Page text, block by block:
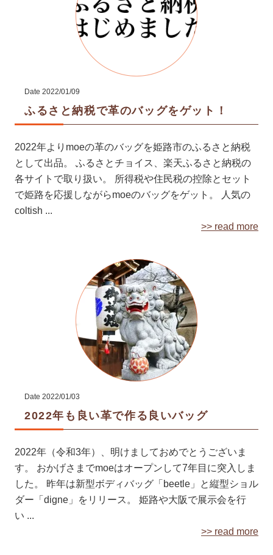
Date 2022/01/09
ふるさと納税で革のバッグをゲット！
2022年よりmoeの革のバッグを姫路市のふるさと納税
として出品。 ふるさとチョイス、楽天ふるさと納税の
各サイトで取り扱い。 所得税や住民税の控除とセット
で姫路を応援しながらmoeのバッグをゲット。 人気の
coltish ...
>> read more
Date 2022/01/03
2022年も良い革で作る良いバッグ
2022年（令和3年）、明けましておめでとうございま
す。 おかげさまでmoeはオープンして7年目に突入しま
した。 昨年は新型ボディバッグ「beetle」と縦型ショル
ダー「digne」をリリース。 姫路や大阪で展示会を行
い ...
>> read more